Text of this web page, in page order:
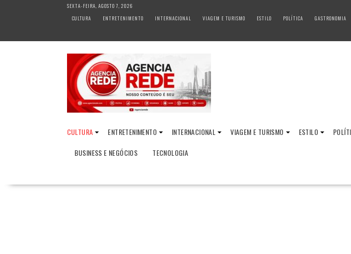
SEXTA-FEIRA, AGOSTO 7, 2026
CULTURA
ENTRETENIMENTO INTERNACIONAL VIAGEM E TURISMO ESTILO POLÍTICA GASTRONOMIA
CULTURA ENTRETENIMENTO INTERNACIONAL VIAGEM E TURISMO ESTILO
BUSINESS E NEGÓCIOS
TECNOLOGIA